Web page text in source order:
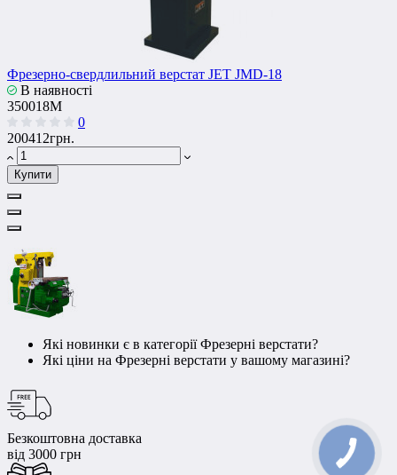
Фрезерно-свердлильний верстат JET JMD-18
В наявності
350018M
0
200412грн.
Купити
Які новинки є в категорії Фрезерні верстати?
Які ціни на Фрезерні верстати у вашому магазині?
Безкоштовна доставка
від 3000 грн